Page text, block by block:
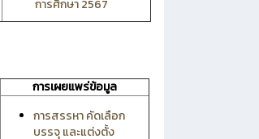
การศึกษา 2567
การเผยแพร่ข้อมูล
การสรรหา คัดเลือก
บรรจุ และแต่งตั้ง